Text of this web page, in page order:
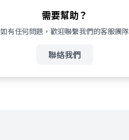
需要幫助？
如有任何問題，歡迎聯繫我們的客服團隊
聯絡我們